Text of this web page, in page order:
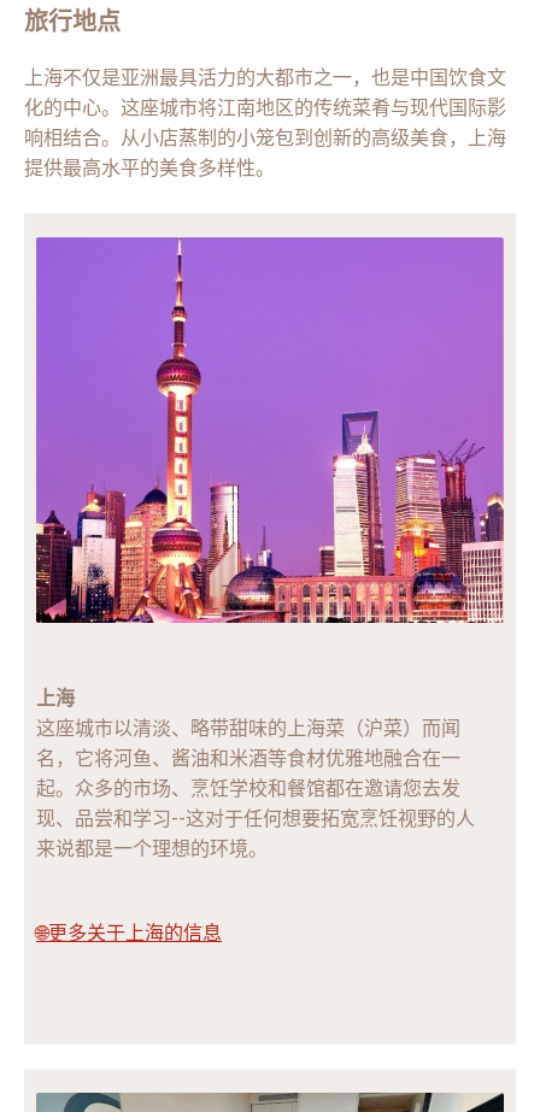
旅行地点
上海不仅是亚洲最具活力的大都市之一，也是中国饮食文
化的中心。这座城市将江南地区的传统菜肴与现代国际影
响相结合。从小店蒸制的小笼包到创新的高级美食，上海
提供最高水平的美食多样性。
上海
这座城市以清淡、略带甜味的上海菜（沪菜）而闻
名，它将河鱼、酱油和米酒等食材优雅地融合在一
起。众多的市场、烹饪学校和餐馆都在邀请您去发
现、品尝和学习--这对于任何想要拓宽烹饪视野的人
来说都是一个理想的环境。
🌐更多关于上海的信息